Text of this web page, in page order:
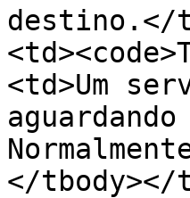
destino.</
<td>Um
</tbody></